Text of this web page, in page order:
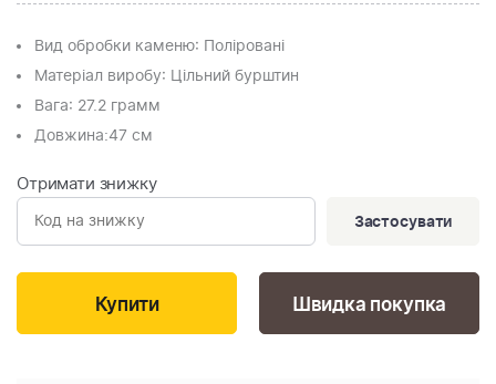
Вид обробки каменю: Поліровані
Матеріал виробу: Цільний бурштин
Вага: 27.2 грамм
Довжина:47 см
Отримати знижку
Застосувати
Швидка покупка